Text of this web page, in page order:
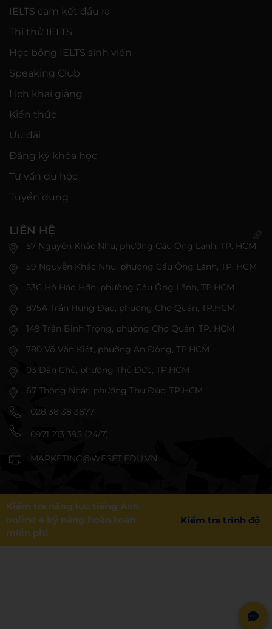
IELTS cam kết đầu ra
Thi thử IELTS
Học bổng IELTS sinh viên
Speaking Club
Lịch khai giảng
Kiến thức
Ưu đãi
Đăng ký khóa học
Tư vấn du học
Tuyển dụng
LIÊN HỆ
57 Nguyễn Khắc Nhu, phường Cầu Ông Lãnh, TP. HCM
59 Nguyễn Khắc Nhu, phường Cầu Ông Lãnh, TP. HCM
53C Hồ Hảo Hớn, phường Cầu Ông Lãnh, TP.HCM
875A Trần Hưng Đạo, phường Chợ Quán, TP.HCM
149 Trần Bình Trọng, phường Chợ Quán, TP. HCM
780 Võ Văn Kiệt, phường An Đông, TP.HCM
03 Dân Chủ, phường Thủ Đức, TP.HCM
67 Thống Nhất, phường Thủ Đức, TP.HCM
028 38 38 3877
0971 213 395 (24/7)
MARKETING@WESET.EDU.VN
Kiểm tra năng lực tiếng Anh
online 4 kỹ năng hoàn toàn
miễn phí
Kiểm tra trình độ